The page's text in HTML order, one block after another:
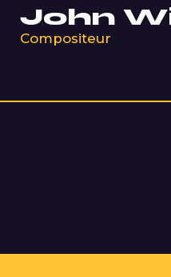
John
Compositeur